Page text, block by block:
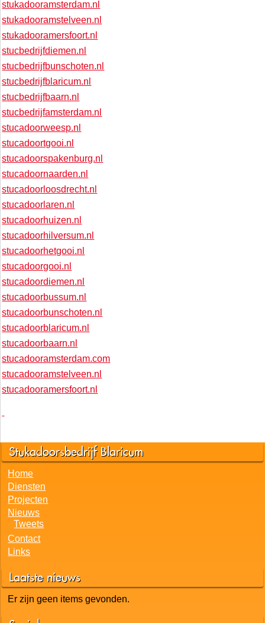
stukadooramsterdam.nl
stukadooramstelveen.nl
stukadooramersfoort.nl
stucbedrijfdiemen.nl
stucbedrijfbunschoten.nl
stucbedrijfblaricum.nl
stucbedrijfbaarn.nl
stucbedrijfamsterdam.nl
stucadoorweesp.nl
stucadoortgooi.nl
stucadoorspakenburg.nl
stucadoornaarden.nl
stucadoorloosdrecht.nl
stucadoorlaren.nl
stucadoorhuizen.nl
stucadoorhilversum.nl
stucadoorhetgooi.nl
stucadoorgooi.nl
stucadoordiemen.nl
stucadoorbussum.nl
stucadoorbunschoten.nl
stucadoorblaricum.nl
stucadoorbaarn.nl
stucadooramsterdam.com
stucadooramstelveen.nl
stucadooramersfoort.nl
Stukadoorsbedrijf Blaricum
Home
Diensten
Projecten
Nieuws
Tweets
Contact
Links
Laatste nieuws
Er zijn geen items gevonden.